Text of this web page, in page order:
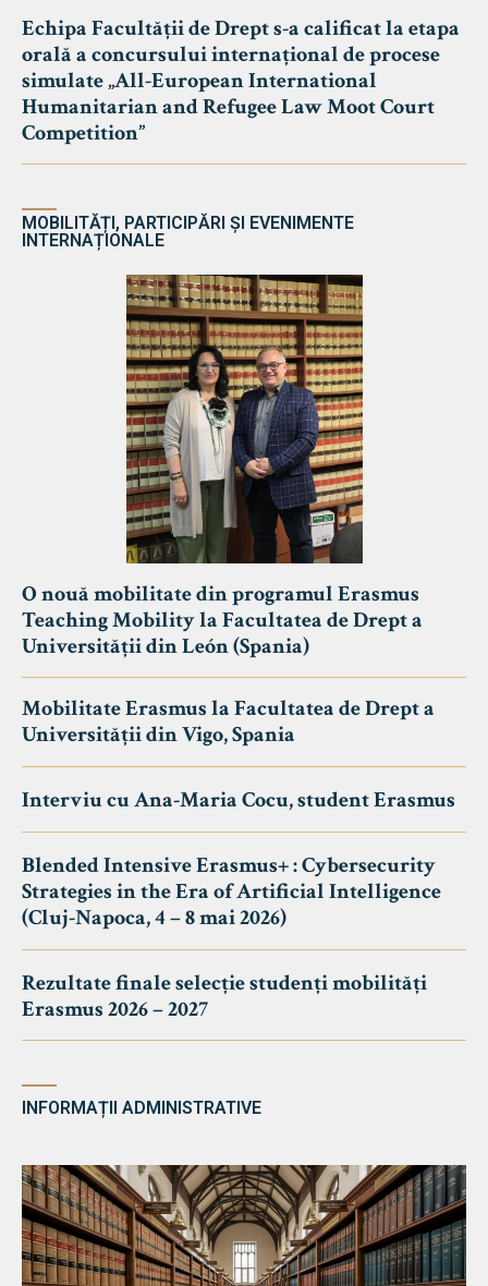
Echipa Facultății de Drept s-a calificat la etapa
orală a concursului internațional de procese
simulate „All-European International
Humanitarian and Refugee Law Moot Court
Competition”
MOBILITĂȚI, PARTICIPĂRI ȘI EVENIMENTE
INTERNAȚIONALE
O nouă mobilitate din programul Erasmus
Teaching Mobility la Facultatea de Drept a
Universității din León (Spania)
Mobilitate Erasmus la Facultatea de Drept a
Universității din Vigo, Spania
Interviu cu Ana-Maria Cocu, student Erasmus
Blended Intensive Erasmus+ : Cybersecurity
Strategies in the Era of Artificial Intelligence
(Cluj-Napoca, 4 – 8 mai 2026)
Rezultate finale selecție studenți mobilități
Erasmus 2026 – 2027
INFORMAȚII ADMINISTRATIVE